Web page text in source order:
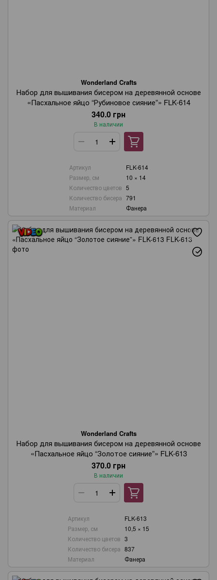
Wonderland Crafts
Набор для вышивания бисером на деревянной основе
«Пасхальное яйцо “Рубиновое сияние”» FLK-614
340.0 грн
В наличии
Артикул
FLK-614
Размер, см
10 × 14
Количество цветов 5
Количество бисера 791
Материал
Фанера
Wonderland Crafts
Набор для вышивания бисером на деревянной основе
«Пасхальное яйцо “Золотое сияние”» FLK-613
370.0 грн
В наличии
Артикул
FLK-613
Размер, см
10,5 × 15
Количество цветов 3
Количество бисера 837
Материал
Фанера